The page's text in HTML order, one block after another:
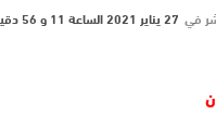
في 27 يناير 2021 الساعة 11 و 56 دقيقة